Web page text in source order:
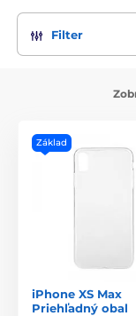
Filter
Základ
iPhone XS Max
Priehľadný obal